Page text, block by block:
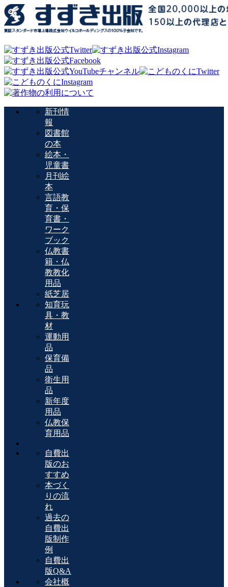
新刊情
報
図書館
の本
絵本・
児童書
月刊絵
本
言語教
育・保
育書・
ワーク
ブック
仏教書
籍・仏
教教化
用品
紙芝居
知育玩
具・教
材
運動用
品
保育備
品
衛生用
品
新年度
用品
仏教保
育用品
自費出
版のお
すすめ
本づく
りの流
れ
過去の
自費出
版制作
例
自費出
版Q&A
会社概